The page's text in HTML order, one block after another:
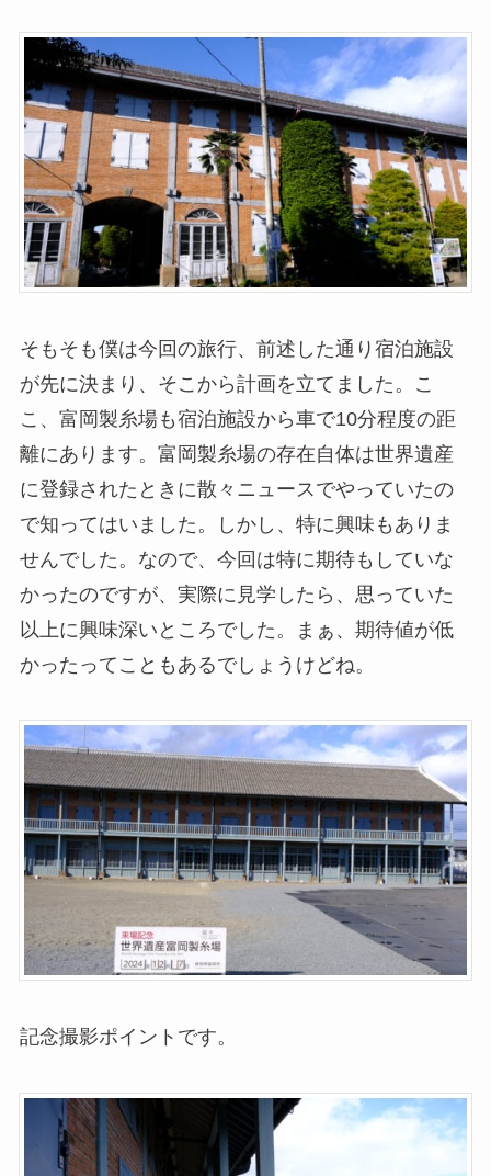
そもそも僕は今回の旅行、前述した通り宿泊施設
が先に決まり、そこから計画を立てました。こ
こ、富岡製糸場も宿泊施設から車で10分程度の距
離にあります。富岡製糸場の存在自体は世界遺産
に登録されたときに散々ニュースでやっていたの
で知ってはいました。しかし、特に興味もありま
せんでした。なので、今回は特に期待もしていな
かったのですが、実際に見学したら、思っていた
以上に興味深いところでした。まぁ、期待値が低
かったってこともあるでしょうけどね。
記念撮影ポイントです。